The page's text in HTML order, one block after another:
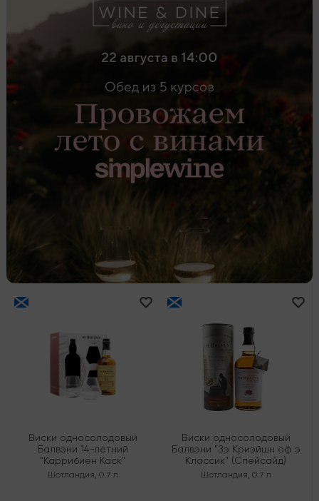
Виски односолодовый
Балвэни 14-летний
"Каррибиен Каск"
Шотландия, 0.7 л
Виски односолодовый
Балвэни "Зэ Криэйшн оф э
Классик" (Спейсайд)
Шотландия, 0.7 л